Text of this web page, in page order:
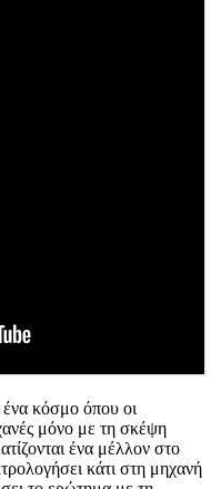
κόσμο όπου οι
μόνο με τη σκέψη
ένα μέλλον στο
κάτι στη μηχανή